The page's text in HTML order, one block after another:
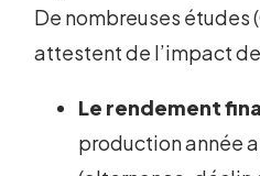
De nombreuses études
attestent de l’impact
Le rendement
production année